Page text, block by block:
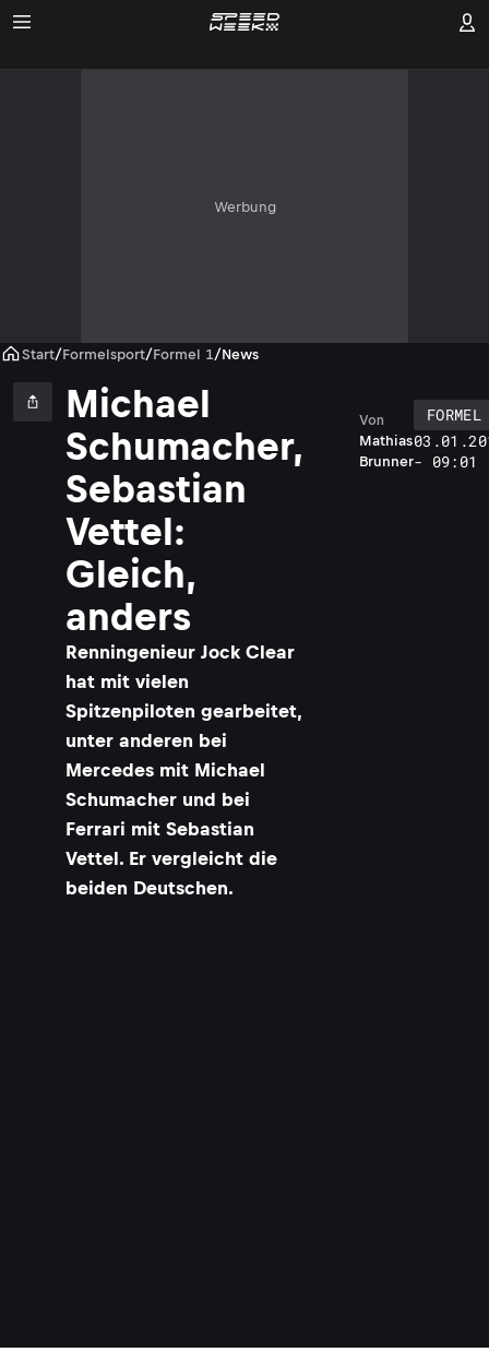
Werbung
Start/Formelsport/Formel 1/News
Michael
Schumacher,
Sebastian
Vettel:
Gleich,
anders
​Renningenieur Jock Clear
hat mit vielen
Spitzenpiloten gearbeitet,
unter anderen bei
Mercedes mit Michael
Schumacher und bei
Ferrari mit Sebastian
Vettel. Er vergleicht die
beiden Deutschen.
Mathias
Brunner
Von
- 09:01